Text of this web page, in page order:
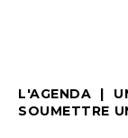
L'AGENDA
SOUMETTRE